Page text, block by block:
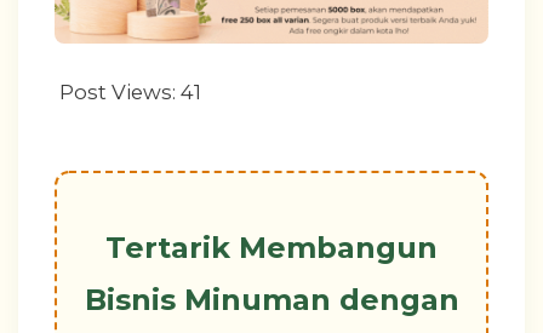
Post Views: 41
Tertarik Membangun
Bisnis Minuman dengan